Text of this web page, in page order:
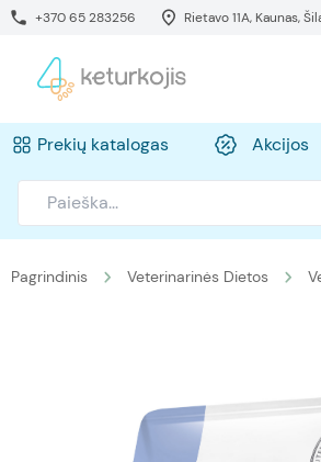
+370 65 283256 Rietavo 11A, Kaunas,
Prekių katalogas Akcijos
Pagrindinis Veterinarinės Dietos